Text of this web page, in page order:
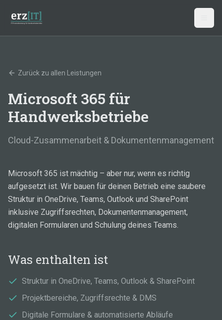
Zurück zu allen Leistungen
Microsoft 365 für
Handwerksbetriebe
Cloud-Zusammenarbeit & Dokumentenmanagement
Microsoft 365 ist mächtig – aber nur, wenn es richtig
aufgesetzt ist. Wir bauen für deinen Betrieb eine saubere
Struktur in OneDrive, Teams, Outlook und SharePoint
inklusive Zugriffsrechten, Dokumentenmanagement,
digitalen Formularen und Schulung deines Teams.
Was enthalten ist
Struktur in OneDrive, Teams, Outlook & SharePoint
Projektbereiche, Zugriffsrechte & DMS
Digitale Formulare & automatisierte Abläufe